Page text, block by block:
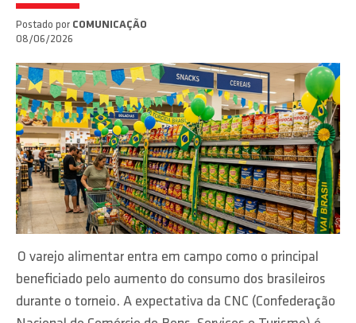
Postado por COMUNICAÇÃO
08/06/2026
O varejo alimentar entra em campo como o principal
beneficiado pelo aumento do consumo dos brasileiros
durante o torneio. A expectativa da CNC (Confederação